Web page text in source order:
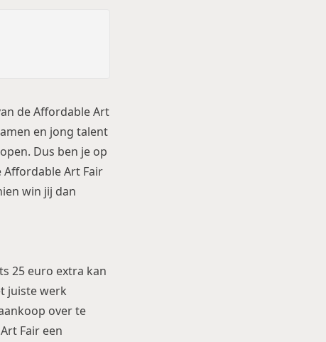
de Affordable Art
en jong talent
Dus ben je op
Affordable Art Fair
win jij dan
25 euro extra kan
juiste werk
over te
Fair een